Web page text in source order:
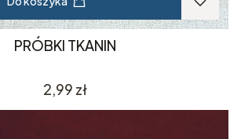
PRÓBKI TKANIN
Cena
2,99 zł